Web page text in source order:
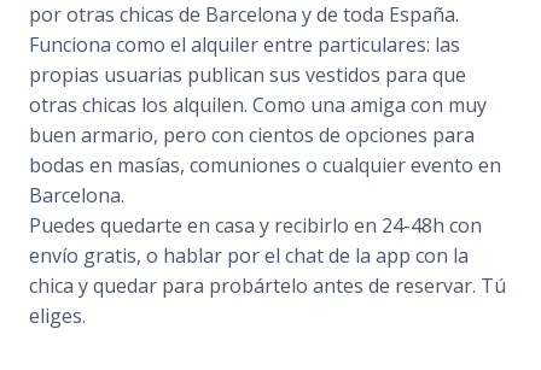
por otras chicas de Barcelona y de toda España.
Funciona como el alquiler entre particulares: las
propias usuarias publican sus vestidos para que
otras chicas los alquilen. Como una amiga con muy
buen armario, pero con cientos de opciones para
bodas en masías, comuniones o cualquier evento en
Barcelona.
Puedes quedarte en casa y recibirlo en 24-48h con
envío gratis, o hablar por el chat de la app con la
chica y quedar para probártelo antes de reservar. Tú
eliges.